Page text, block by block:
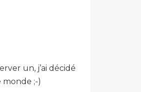
un, j’ai décidé
;-)